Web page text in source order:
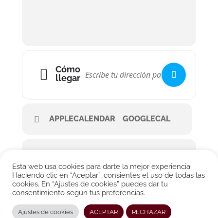
Cómo
llegar
APPLECALENDAR GOOGLECAL
© CONRADO MOYA 2026. All rights reserved.
Esta web usa cookies para darte la mejor experiencia.
Haciendo clic en “Aceptar”, consientes el uso de todas las
cookies. En “Ajustes de cookies” puedes dar tu
consentimiento según tus preferencias.
Ajustes de cookies ACEPTAR RECHAZAR